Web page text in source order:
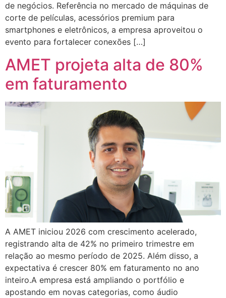
de negócios. Referência no mercado de máquinas de
corte de películas, acessórios premium para
smartphones e eletrônicos, a empresa aproveitou o
evento para fortalecer conexões […]
AMET projeta alta de 80%
em faturamento
A AMET iniciou 2026 com crescimento acelerado,
registrando alta de 42% no primeiro trimestre em
relação ao mesmo período de 2025. Além disso, a
expectativa é crescer 80% em faturamento no ano
inteiro.A empresa está ampliando o portfólio e
apostando em novas categorias, como áudio